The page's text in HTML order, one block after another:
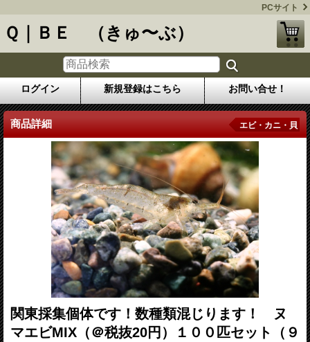
PCサイト
Ｑ｜ＢＥ （きゅ〜ぶ）
ログイン 新規登録はこちら お問い合せ！
商品詳細 エビ・カニ・貝
関東採集個体です！数種類混じります！ ヌ
マエビMIX（＠税抜20円）１００匹セット（９